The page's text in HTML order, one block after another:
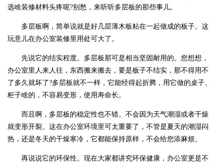
选啥装修材料头疼呢?别愁，来听听多层板的那些事儿。
多层板啊，简单说就是好几层薄木板粘在一起做成的板子。这
玩意儿在办公室装修里用处可大了。
先说它的结实程度。多层板那可是相当坚固耐用的。您想想，
办公室里人来人往，东西搬来搬去，要是板子不结实，那不得用不
了多久就坏了?多层板就不一样，它能经得起折腾，用它做的桌子、
柜子啥的，不容易变形，使用寿命长。
而且啊，多层板的稳定性也不错。不会因为天气潮湿或者干燥
就变形开裂。这在办公室环境里可太重要了，不管是夏天的潮湿闷
热，还是冬天的干燥寒冷，它都能保持原样，不会给您添麻烦。
再说说它的环保性。现在大家都讲究环保健康，办公室更是不